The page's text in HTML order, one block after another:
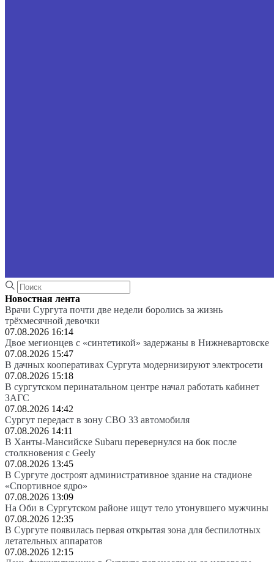
Новостная лента
Врачи Сургута почти две недели боролись за жизнь
трёхмесячной девочки
07.08.2026 16:14
Двое мегионцев с «синтетикой» задержаны в Нижневартовске
07.08.2026 15:47
В дачных кооперативах Сургута модернизируют электросети
07.08.2026 15:18
В сургутском перинатальном центре начал работать кабинет
ЗАГС
07.08.2026 14:42
Сургут передаст в зону СВО 33 автомобиля
07.08.2026 14:11
В Ханты-Мансийске Subaru перевернулся на бок после
столкновения с Geely
07.08.2026 13:45
В Сургуте достроят административное здание на стадионе
«Спортивное ядро»
07.08.2026 13:09
На Оби в Сургутском районе ищут тело утонувшего мужчины
07.08.2026 12:35
В Сургуте появилась первая открытая зона для беспилотных
летательных аппаратов
07.08.2026 12:15